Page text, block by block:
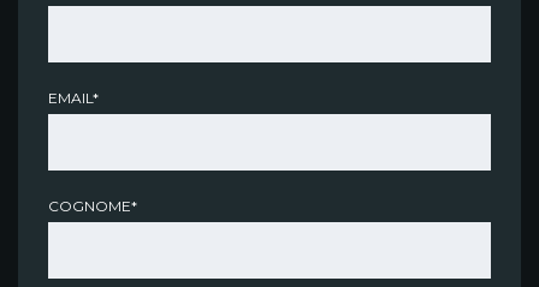
EMAIL*
COGNOME*